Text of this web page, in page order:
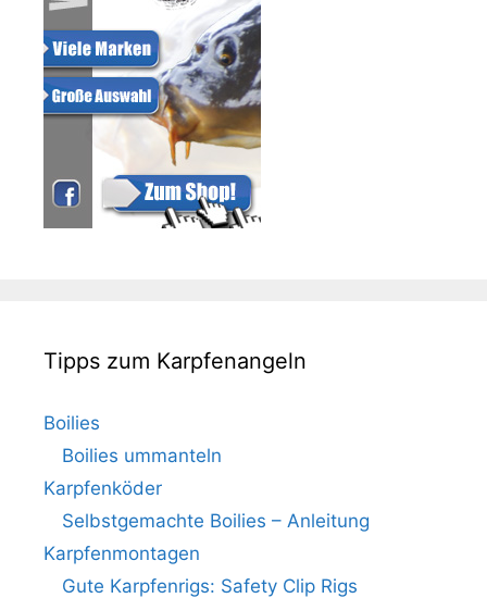
Tipps zum Karpfenangeln
Boilies
Boilies ummanteln
Karpfenköder
Selbstgemachte Boilies – Anleitung
Karpfenmontagen
Gute Karpfenrigs: Safety Clip Rigs